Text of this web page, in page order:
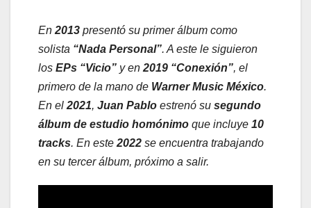
En 2013 presentó su primer álbum como
solista “Nada Personal”. A este le siguieron
los EPs “Vicio” y en 2019 “Conexión”, el
primero de la mano de Warner Music México.
En el 2021, Juan Pablo estrenó su segundo
álbum de estudio homónimo que incluye 10
tracks. En este 2022 se encuentra trabajando
en su tercer álbum, próximo a salir.